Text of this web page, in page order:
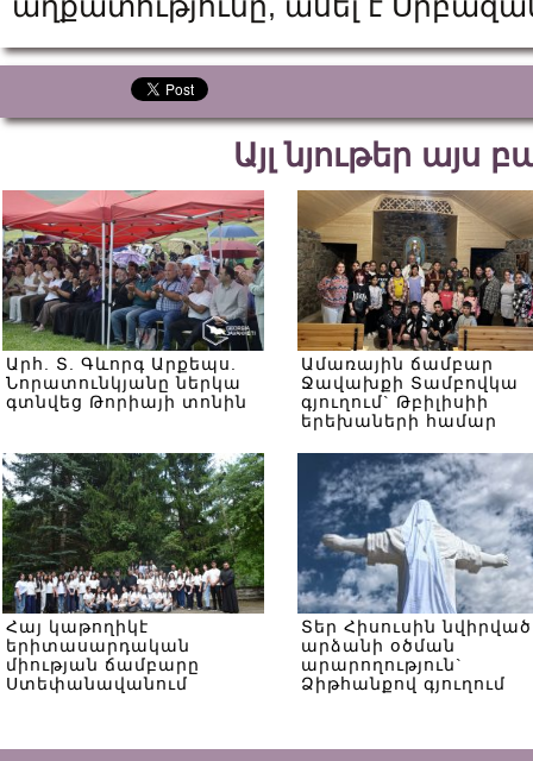
Այլ նյութեր այս
Արհ. Տ. Գևորգ Արքեպս.
Նորատունկյանը ներկա
գտնվեց Թորիայի տոնին
Ամառային ճամբար
Ջավախքի Տամբովկա
գյուղում` Թբիլիսիի
երեխաների համար
Հայ կաթողիկէ
երիտասարդական
միության ճամբարը
Ստեփանավանում
Տեր Հիսուսին նվիրված
արձանի օծման
արարողություն`
Ձիթհանքով գյուղում